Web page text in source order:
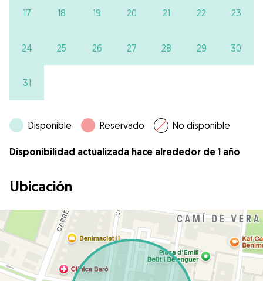
17 18 19 20 21 22 23
24 25 26 27 28 29 30
31
Disponible Reservado No disponible
Disponibilidad actualizada hace alrededor de 1 año
Ubicación